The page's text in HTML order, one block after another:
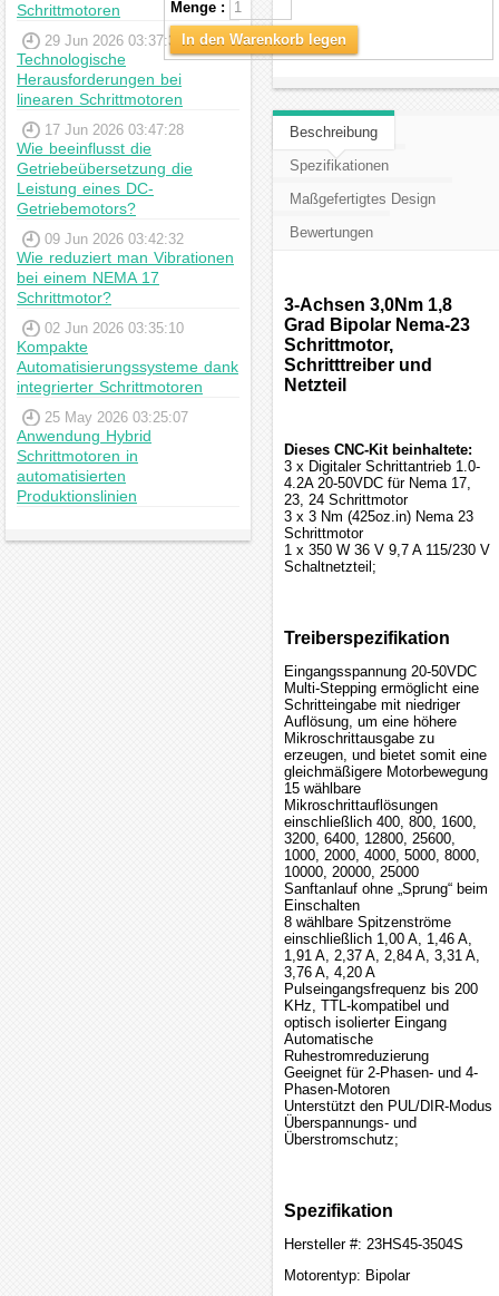
Schrittmotoren
29 Jun 2026 03:37:39
Technologische
Herausforderungen bei
linearen Schrittmotoren
17 Jun 2026 03:47:28
Wie beeinflusst die
Getriebeübersetzung die
Leistung eines DC-
Getriebemotors?
09 Jun 2026 03:42:32
Wie reduziert man Vibrationen
bei einem NEMA 17
Schrittmotor?
02 Jun 2026 03:35:10
Kompakte
Automatisierungssysteme dank
integrierter Schrittmotoren
25 May 2026 03:25:07
Anwendung Hybrid
Schrittmotoren in
automatisierten
Produktionslinien
Menge :
In den Warenkorb legen
Beschreibung
Spezifikationen
Maßgefertigtes Design
Bewertungen
3-Achsen 3,0Nm 1,8
Grad Bipolar Nema-23
Schrittmotor,
Schritttreiber und
Netzteil
Dieses CNC-Kit beinhaltete:
3 x Digitaler Schrittantrieb 1.0-
4.2A 20-50VDC für Nema 17,
23, 24 Schrittmotor
3 x 3 Nm (425oz.in) Nema 23
Schrittmotor
1 x 350 W 36 V 9,7 A 115/230 V
Schaltnetzteil;
Treiberspezifikation
Eingangsspannung 20-50VDC
Multi-Stepping ermöglicht eine
Schritteingabe mit niedriger
Auflösung, um eine höhere
Mikroschrittausgabe zu
erzeugen, und bietet somit eine
gleichmäßigere Motorbewegung
15 wählbare
Mikroschrittauflösungen
einschließlich 400, 800, 1600,
3200, 6400, 12800, 25600,
1000, 2000, 4000, 5000, 8000,
10000, 20000, 25000
Sanftanlauf ohne „Sprung“ beim
Einschalten
8 wählbare Spitzenströme
einschließlich 1,00 A, 1,46 A,
1,91 A, 2,37 A, 2,84 A, 3,31 A,
3,76 A, 4,20 A
Pulseingangsfrequenz bis 200
KHz, TTL-kompatibel und
optisch isolierter Eingang
Automatische
Ruhestromreduzierung
Geeignet für 2-Phasen- und 4-
Phasen-Motoren
Unterstützt den PUL/DIR-Modus
Überspannungs- und
Überstromschutz;
Spezifikation
Hersteller #: 23HS45-3504S
Motorentyp: Bipolar